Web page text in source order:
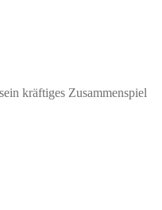
kräftiges Zusammenspiel